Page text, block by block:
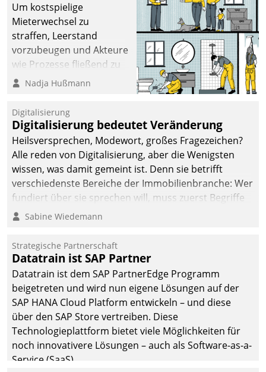
Um kostspielige
Mieterwechsel zu
straffen, Leerstand
vorzubeugen und Akteure
wie Prozesse fließend zu
vernetzen, nutzt die
Jahresbeginn eine
Überblick, Einsicht und
Eingriff bietende Lösung.
Zur Entwicklung setzte
man auf
Cloudtechnologie,
bewährte und Startup-
agile Projektmethoden.
Nadja Hußmann
Digitalisierung
Digitalisierung bedeutet Veränderung
Heilsversprechen, Modewort, großes Fragezeichen?
Alle reden von Digitalisierung, aber die Wenigsten
wissen, was damit gemeint ist. Denn sie betrifft
verschiedenste Bereiche der Immobilienbranche: Wer
fundiert über sie sprechen will, muss zuerst Begriffe
klären. Ein Aspekt ist die betriebliche Optimierung:
Einsparungen durch optimierte und automatisierte
Prozesse. Doch man darf nicht zu viel erwarten: Allein
mit der Einführung einer neuen Software ist es nicht
getan. Die Digitalisierung erfordert von Unternehmen
die Bereitschaft, sich zu überprüfen, zu hinterfragen
und zu verändern.
Sabine Wiedemann
Strategische Partnerschaft
Datatrain ist SAP Partner
Datatrain ist dem SAP PartnerEdge Programm
beigetreten und wird nun eigene Lösungen auf der
SAP HANA Cloud Platform entwickeln – und diese
über den SAP Store vertreiben. Diese
Technologieplattform bietet viele Möglichkeiten für
noch innovativere Lösungen – auch als Software-as-a-
Service (SaaS).